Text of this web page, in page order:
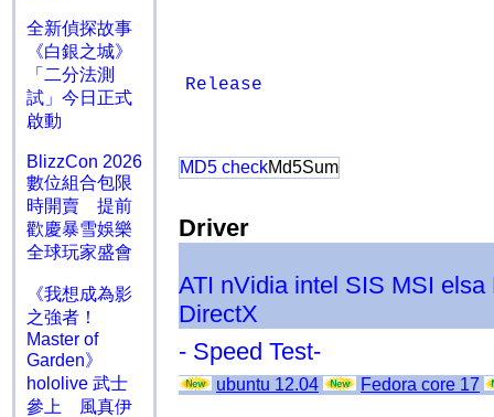
全新偵探故事
《白銀之城》
「二分法測
試」今日正式
啟動
BlizzCon 2026
數位組合包限
時開賣 提前
歡慶暴雪娛樂
全球玩家盛會
《我想成為影
之強者！
Master of
Garden》
hololive 武士
參上 風真伊
Release
MD5 checkMd5Sum
Driver
ATI nVidia intel SIS MSI elsa
DirectX
- Speed Test-
ubuntu 12.04 Fedora core 17